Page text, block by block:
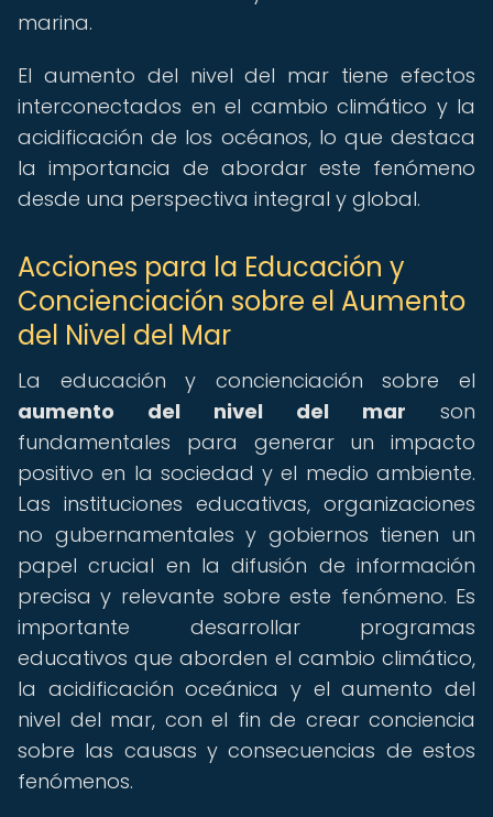
marina.
El aumento del nivel del mar tiene efectos
interconectados en el cambio climático y la
acidificación de los océanos, lo que destaca
la importancia de abordar este fenómeno
desde una perspectiva integral y global.
Acciones para la Educación y
Concienciación sobre el Aumento
del Nivel del Mar
La educación y concienciación sobre el
aumento del nivel del mar son
fundamentales para generar un impacto
positivo en la sociedad y el medio ambiente.
Las instituciones educativas, organizaciones
no gubernamentales y gobiernos tienen un
papel crucial en la difusión de información
precisa y relevante sobre este fenómeno. Es
importante desarrollar programas
educativos que aborden el cambio climático,
la acidificación oceánica y el aumento del
nivel del mar, con el fin de crear conciencia
sobre las causas y consecuencias de estos
fenómenos.